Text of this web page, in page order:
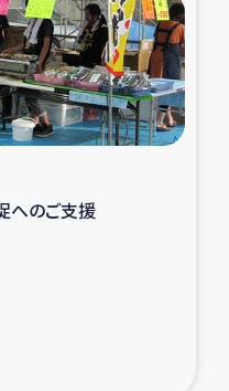
支援事業
民の生活再建支援
難民支援事業
地震・津波被災者支援
還民の生活再建支援
へのご支援